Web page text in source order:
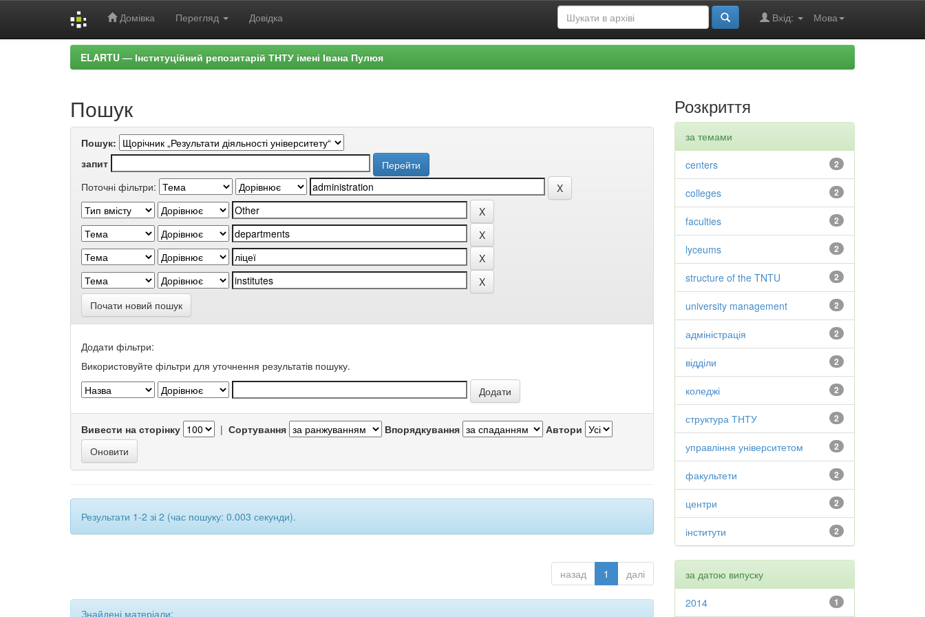
Домівка Перегляд Довідка Мова
Вхід:
ELARTU — Інституційний репозитарій ТНТУ імені Івана Пулюя
Пошук
Пошук:
запит
Поточні фільтри:
Почати новий пошук
Додати фільтри:
Використовуйте фільтри для уточнення результатів пошуку.
Вивести на сторінку | Сортування Впорядкування Автори
Результати 1-2 зі 2 (час пошуку: 0.003 секунди).
назад 1 далі
Знайдені матеріали:
Розкриття
за темами
2
centers
2
colleges
2
faculties
2
lyceums
2
structure of the TNTU
2
university management
2
адміністрація
2
відділи
2
коледжі
2
структура ТНТУ
2
управління університетом
2
факультети
2
центри
2
інститути
за датою випуску
1
2014